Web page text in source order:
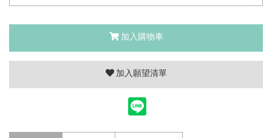
加入購物車
加入願望清單